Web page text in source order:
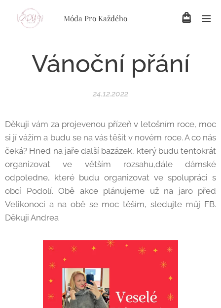
Móda Pro Každého
Vánoční přání
24.12.2022
Děkuji vám za projevenou přízeň v letošním roce, moc
si jí vážím a budu se na vás těšit v novém roce. A co nás
čeká? Hned na jaře další bazázek, který budu tentokrát
organizovat ve větším rozsahu,dále dámské
odpoledne, které budu organizovat ve spolupráci s
obcí Podolí. Obě akce plánujeme už na jaro před
Velikonoci a na obě se moc těším, sledujte můj FB.
Děkuji Andrea